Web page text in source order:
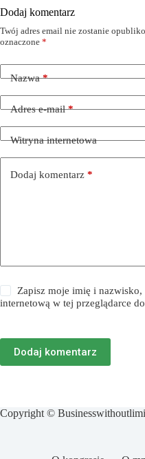
Dodaj komentarz
Twój adres email nie zostanie
oznaczone *
Nazwa*
Adres e-mail*
Witryna internetowa
Dodaj komentarz *
Zapisz moje imię i nazwisko,
internetową w tej przeglądarce
Dodaj komentarz
Copyright ©